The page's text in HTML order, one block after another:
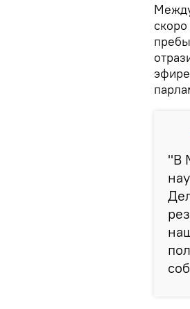
эфире
"В